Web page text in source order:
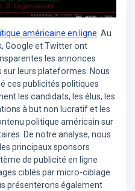
américaine en ligne. Au
Google et Twitter ont
les annonces
sur leurs plateformes. Nous
ces publicités politiques
les candidats, les élus, les
à but non lucratif et les
politique américain sur
De notre analyse, nous
principaux sponsors
de publicité en ligne
ciblés par micro-ciblage
présenterons également